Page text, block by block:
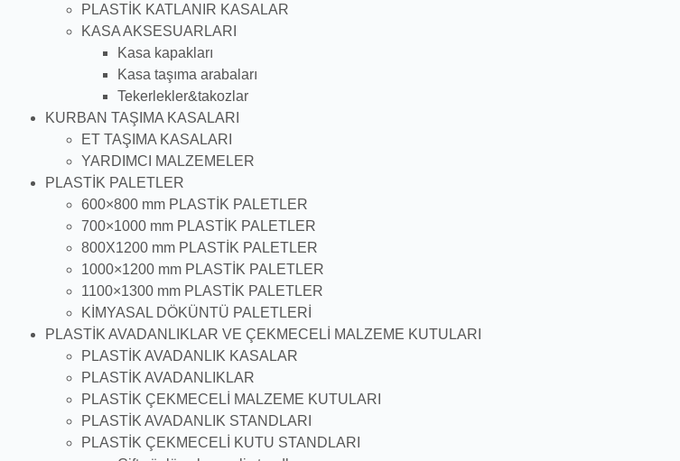
PLASTİK KATLANIR KASALAR
KASA AKSESUARLARI
Kasa kapakları
Kasa taşıma arabaları
Tekerlekler&takozlar
KURBAN TAŞIMA KASALARI
ET TAŞIMA KASALARI
YARDIMCI MALZEMELER
PLASTİK PALETLER
600×800 mm PLASTİK PALETLER
700×1000 mm PLASTİK PALETLER
800X1200 mm PLASTİK PALETLER
1000×1200 mm PLASTİK PALETLER
1100×1300 mm PLASTİK PALETLER
KİMYASAL DÖKÜNTÜ PALETLERİ
PLASTİK AVADANLIKLAR VE ÇEKMECELİ MALZEME KUTULARI
PLASTİK AVADANLIK KASALAR
PLASTİK AVADANLIKLAR
PLASTİK ÇEKMECELİ MALZEME KUTULARI
PLASTİK AVADANLIK STANDLARI
PLASTİK ÇEKMECELİ KUTU STANDLARI